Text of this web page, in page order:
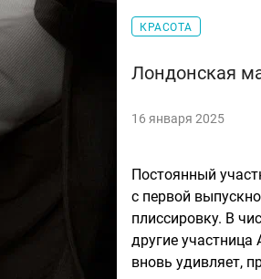
КРАСОТА
Лондонская
16 января 2025
Постоянный
с первой
плиссировку. В
другие
вновь удивляет,